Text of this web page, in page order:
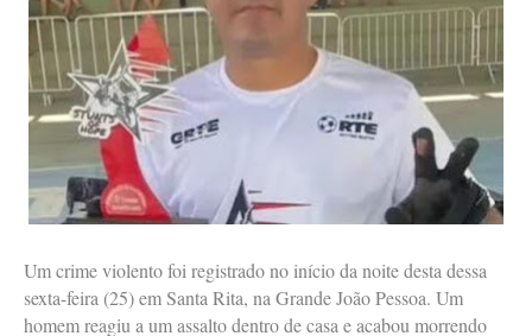
Um crime violento foi registrado no início da noite desta dessa
sexta-feira (25) em Santa Rita, na Grande João Pessoa. Um
homem reagiu a um assalto dentro de casa e acabou morrendo